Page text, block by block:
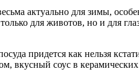
актуально для зимы,
для животов, но и для
придется как нельзя
вкусный соус в